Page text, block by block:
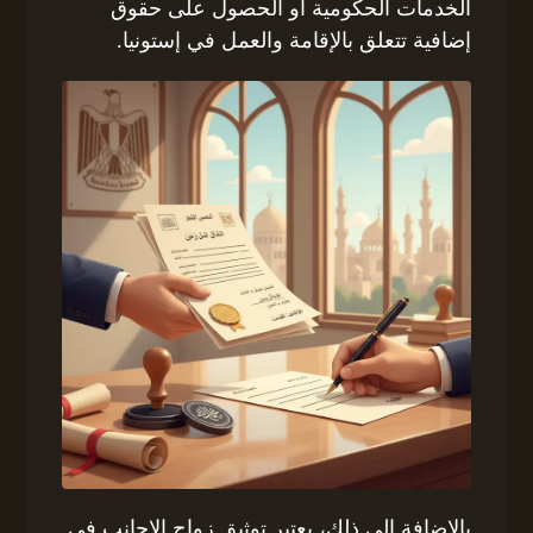
الخدمات الحكومية أو الحصول على حقوق
إضافية تتعلق بالإقامة والعمل في إستونيا.